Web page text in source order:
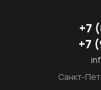
+7
+7
Санкт-